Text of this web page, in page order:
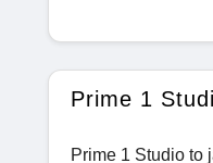
Prime 1
Prime 1 Studio to